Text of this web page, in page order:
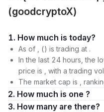
(goodcryptoX)
1. How much is today?
As of , () is trading at .
In the last 24 hours, the
price is , with a trading
The market cap is ,
2. How much is one ?
3. How many are there?